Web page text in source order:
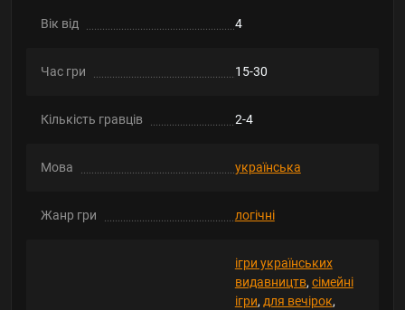
Вік від 4
Час гри 15-30
Кількість гравців 2-4
Мова українська
Жанр гри логічні
ігри українських
видавництв, сімейні
ігри, для вечірок,